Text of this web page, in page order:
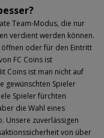
Team-Modus, die nur
verdient werden können.
öffnen oder für den Eintritt
FC Coins ist
Coins ist man nicht auf
gewünschten Spieler
Spieler fürchten
die Wahl eines
Unsere zuverlässigen
von über